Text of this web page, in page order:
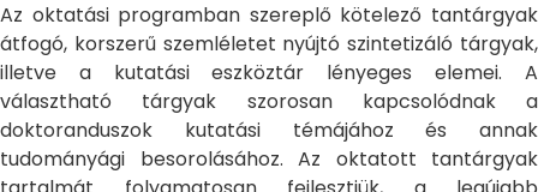
Az oktatási programban szereplő kötelező tantárgyak
átfogó, korszerű szemléletet nyújtó szintetizáló tárgyak,
illetve a kutatási eszköztár lényeges elemei. A
választható tárgyak szorosan kapcsolódnak a
doktoranduszok kutatási témájához és annak
tudományági besorolásához. Az oktatott tantárgyak